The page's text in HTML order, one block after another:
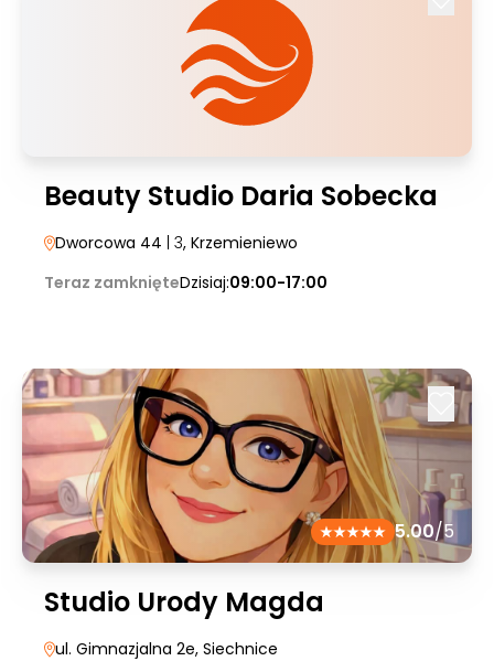
Beauty Studio Daria Sobecka
Dworcowa 44 | 3, Krzemieniewo
Teraz zamknięteDzisiaj:09:00-17:00
5.00/5
Studio Urody Magda
ul. Gimnazjalna 2e, Siechnice